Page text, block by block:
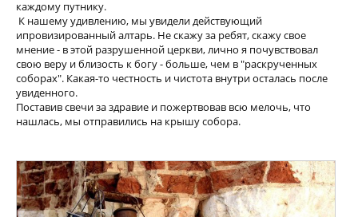
каждому путнику.
К нашему удивлению, мы увидели действующий
ипровизированный алтарь. Не скажу за ребят, скажу свое
мнение - в этой разрушенной церкви, лично я почувствовал
свою веру и близость к богу - больше, чем в "раскрученных
соборах". Какая-то честность и чистота внутри осталась после
увиденного.
Поставив свечи за здравие и пожертвовав всю мелочь, что
нашлась, мы отправились на крышу собора.